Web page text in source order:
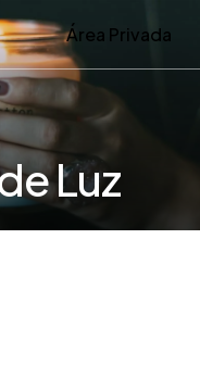
Área Privada
Luz